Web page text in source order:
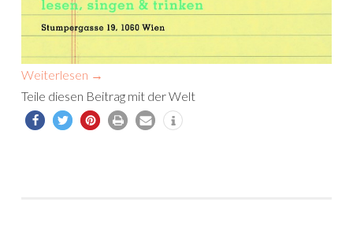
Weiterlesen →
Teile diesen Beitrag mit der Welt